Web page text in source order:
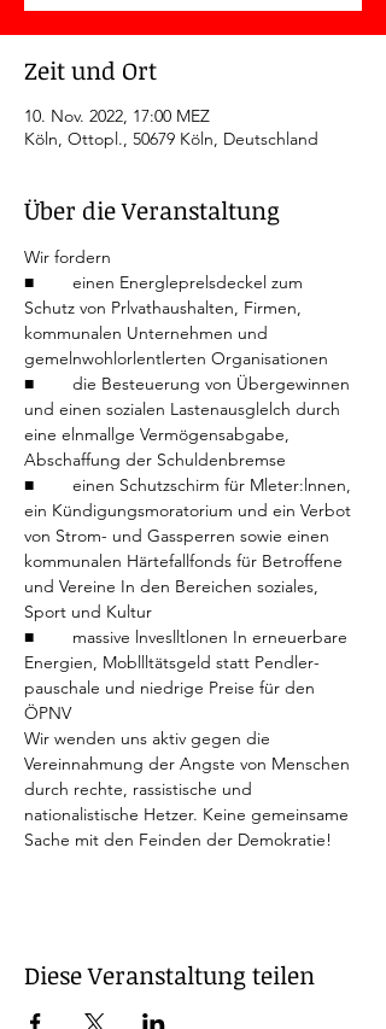
Zeit und Ort
10. Nov. 2022, 17:00 MEZ
Köln, Ottopl., 50679 Köln, Deutschland
Über die Veranstaltung
Wir fordern
■	einen Energleprelsdeckel zum
Schutz von Prlvathaushalten, Firmen,
kommunalen Unternehmen und
gemelnwohlorlentlerten Organisationen
■	die Besteuerung von Übergewinnen
und einen sozialen Lastenausglelch durch
eine elnmallge Vermögensabgabe,
Abschaffung der Schuldenbremse
■	einen Schutzschirm für Mleter:lnnen,
ein Kündigungsmoratorium und ein Verbot
von Strom- und Gassperren sowie einen
kommunalen Härtefallfonds für Betroffene
und Vereine In den Bereichen soziales,
Sport und Kultur
■	massive lnveslltlonen In erneuerbare
Energien, Mobllltätsgeld statt Pendler­
pauschale und niedrige Preise für den
ÖPNV
Wir wenden uns aktiv gegen die
Vereinnahmung der Angste von Menschen
durch rechte, rassistische und
nationalistische Hetzer. Keine gemeinsame
Sache mit den Feinden der Demokratie!
Diese Veranstaltung teilen